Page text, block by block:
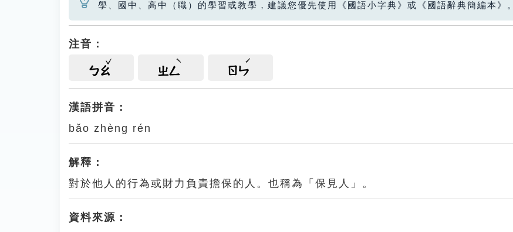
學、國中、高中（職）的學習或教學，建議您優先使用《國語小字典》或《國語辭典簡編本》。
注音：
ㄅㄠ ㄓㄥ ㄖㄣ
漢語拼音：
bǎo zhèng rén
解釋：
對於他人的行為或財力負責擔保的人。也稱為「保見人」。
資料來源：